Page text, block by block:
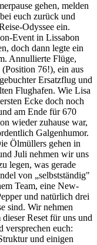
gehen, melden
euch zurück und
Odyssee ein.
Event in Lissabon
doch dann legte ein
Annullierte Flüge,
76!), ein aus
Ersatzflug und
Flughafen. Wie Lisa
Ecke doch noch
am Ende für 670
wieder zuhause war,
Galgenhumor.
Ölmüllers gehen in
Juli nehmen wir uns
legen, was gerade
von „selbstständig"
Team, eine New-
und natürlich drei
sind. Wir nehmen
Reset für uns und
versprechen euch:
und einigen